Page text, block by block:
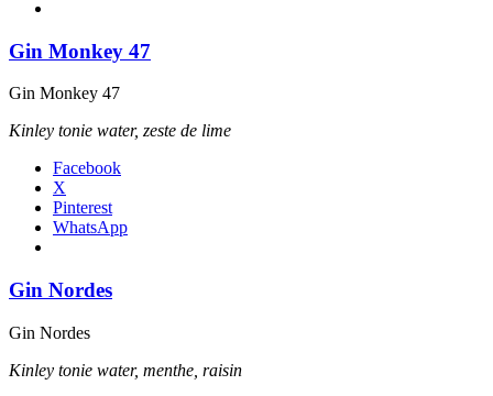
Gin Monkey 47
Gin Monkey 47
Kinley tonie water, zeste de lime
Facebook
X
Pinterest
WhatsApp
Gin Nordes
Gin Nordes
Kinley tonie water, menthe, raisin